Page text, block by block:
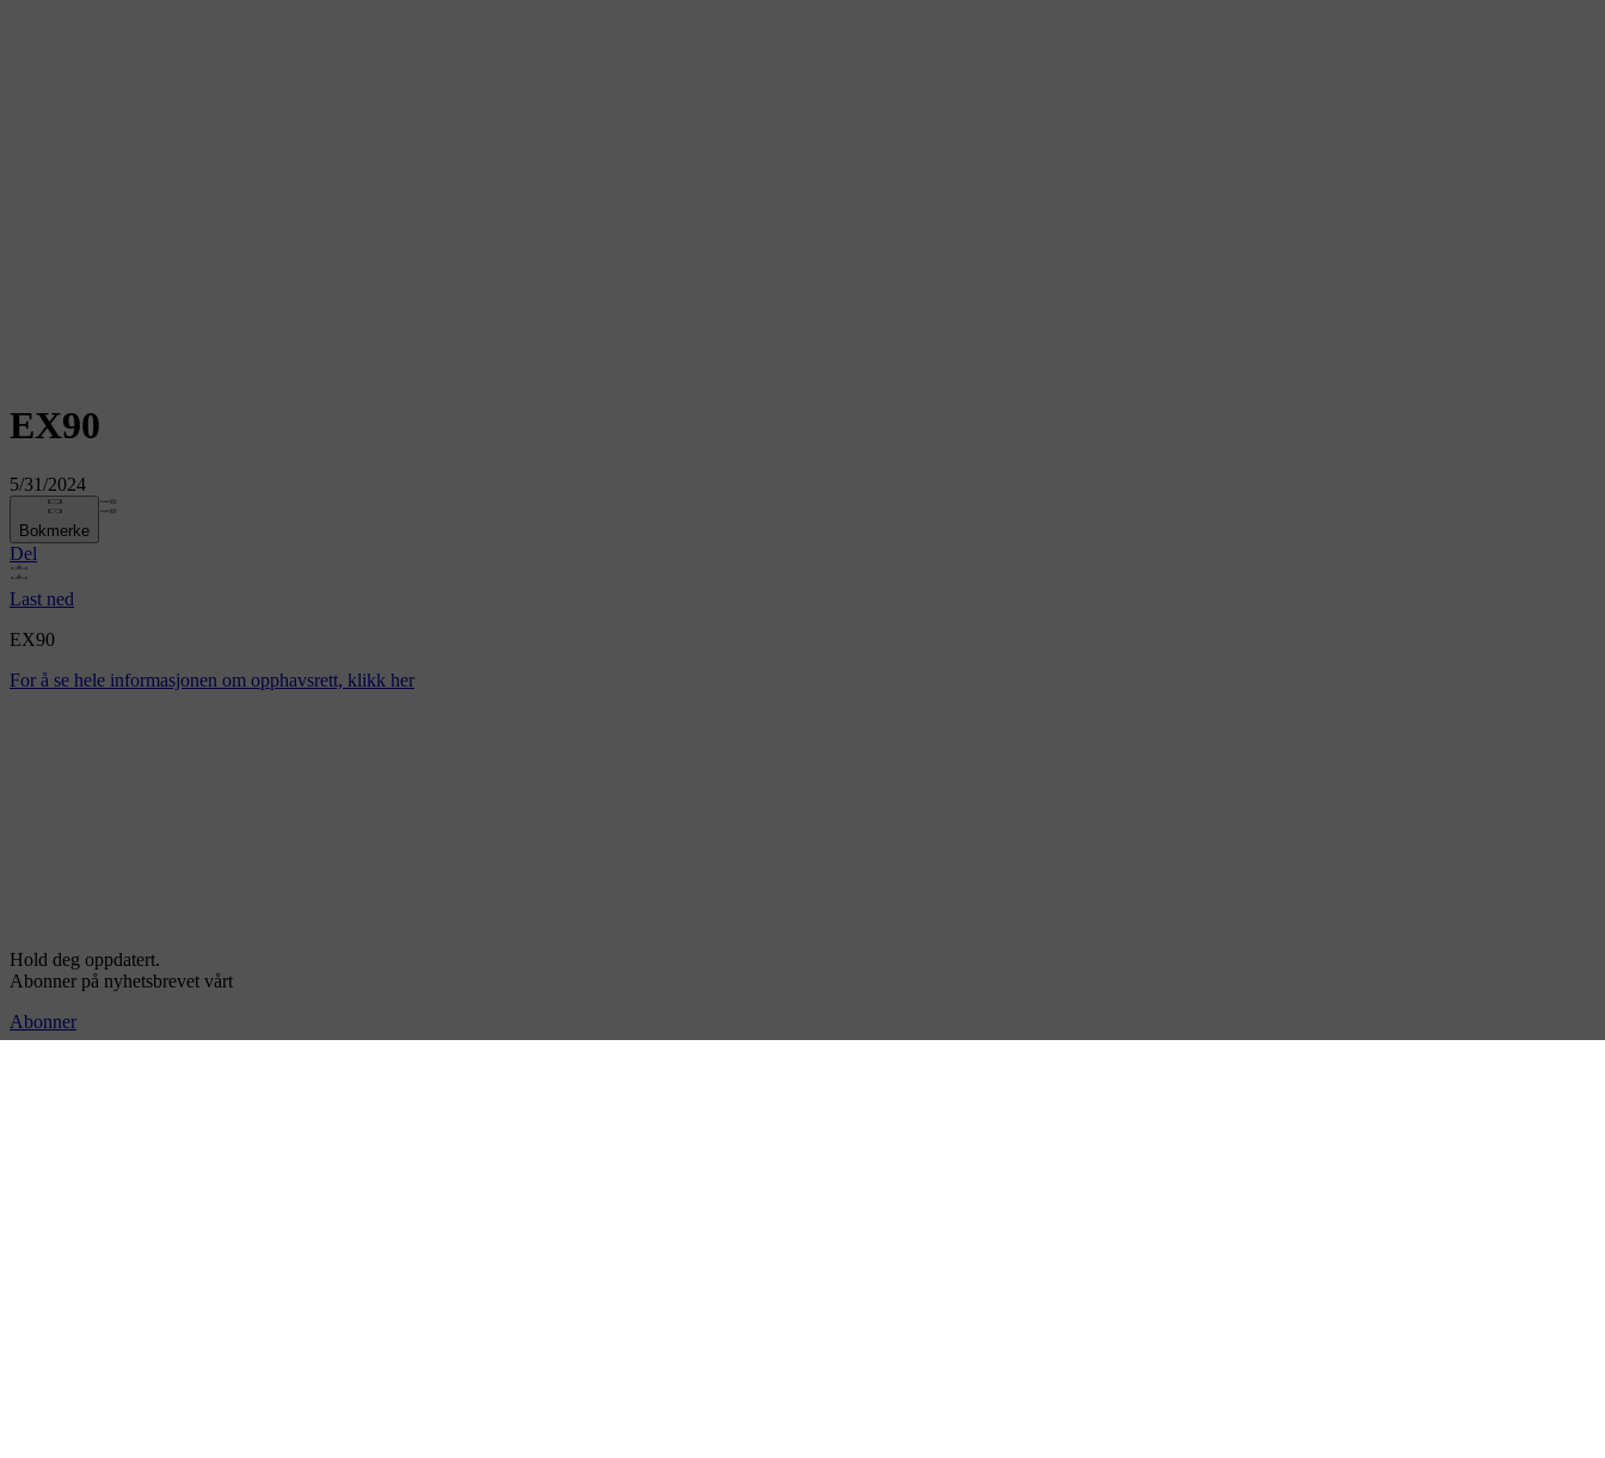
EX90
5/31/2024
Bokmerke
Del
Last ned
EX90
For å se hele informasjonen om opphavsrett, klikk her